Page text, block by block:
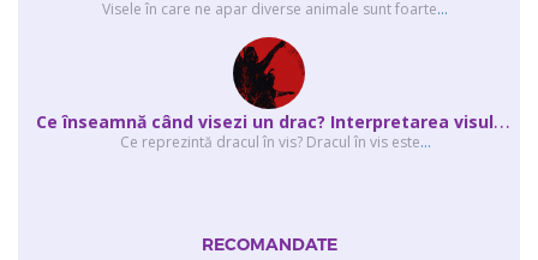
Visele în care ne apar diverse animale sunt foarte...
C
e înseamnă când visezi un drac? Interpretarea visului în care apar unul sau...
Ce reprezintă dracul în vis? Dracul în vis este...
RECOMANDATE